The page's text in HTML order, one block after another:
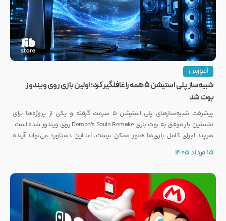
آموزش
شبیه‌ساز پلی استیشن ۵ همه را غافلگیر کرد؛ اولین بازی روی ویندوز
بوت شد
پیشرفت شبیه‌سازهای پلی استیشن ۵ سرعت گرفته و یکی از پروژه‌ها برای
نخستین بار موفق به بوت بازی Demon's Souls Remake روی ویندوز شده است.
هرچند اجرای کامل بازی‌ها هنوز ممکن نیست، اما این دستاورد می‌تواند آینده
15 مرداد 1405